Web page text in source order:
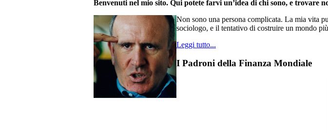
Benvenuti nel mio sito. Qui potete farvi un’idea di chi sono, e trovare
Non sono una persona complicata. La mia vita
sociologo, e il tentativo di costruire un mondo
Leggi tutto...
I Padroni della Finanza Mondiale